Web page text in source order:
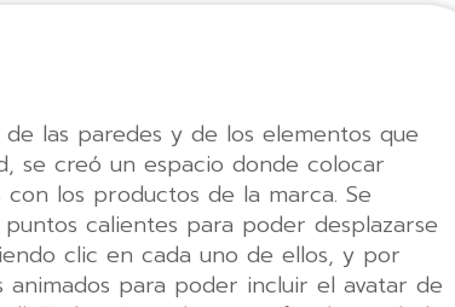
las paredes y de los elementos que
se creó un espacio donde colocar
con los productos de la marca. Se
calientes para poder desplazarse
clic en cada uno de ellos, y por
animados para poder incluir el avatar de